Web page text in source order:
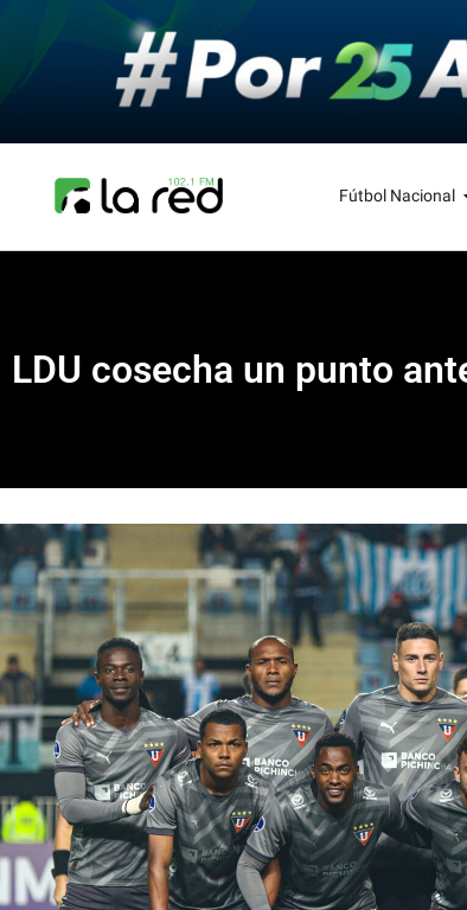
Fútbol Nacional
LDU cosecha un punto